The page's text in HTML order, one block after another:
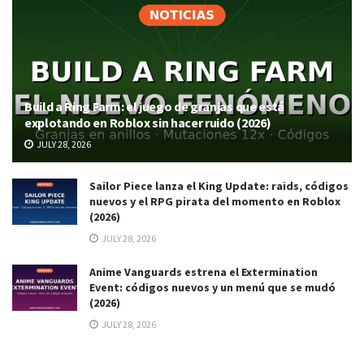
Build a Ring Farm: el juego de granjas que está
explotando en Roblox sin hacer ruido (2026)
JULY 28, 2026
Sailor Piece lanza el King Update: raids, códigos
nuevos y el RPG pirata del momento en Roblox
(2026)
JULY 28, 2026
Anime Vanguards estrena el Extermination
Event: códigos nuevos y un menú que se mudó
(2026)
JULY 28, 2026